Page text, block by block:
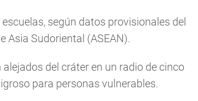
según datos provisionales del
Asia Sudoriental (ASEAN).
del cráter en un radio de cinco
para personas vulnerables.